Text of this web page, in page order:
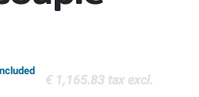
€ 1,165.83 tax excl.